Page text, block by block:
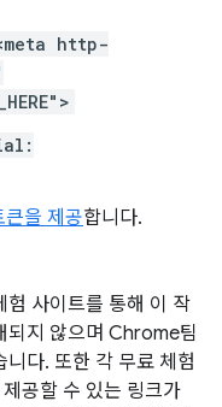
http-
을 제공합니다.
험 사이트를 통해 이 작
되지 않으며 Chrome팀
다. 또한 각 무료 체험
공할 수 있는 링크가